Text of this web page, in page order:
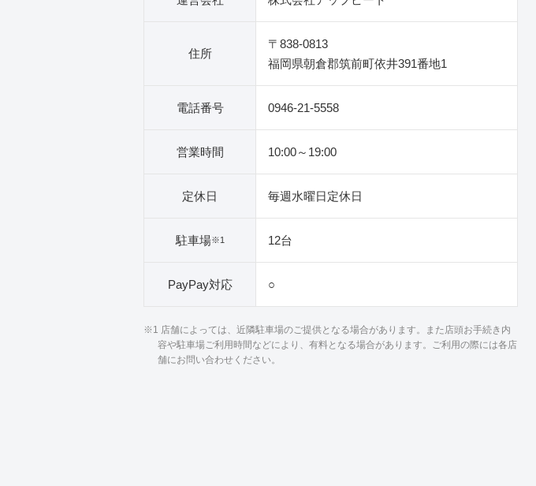
住所
〒838-0813
福岡県朝倉郡筑前町依井391番地1
電話番号 0946-21-5558
営業時間 10:00～19:00
定休日 毎週水曜日定休日
駐車場※1 12台
PayPay対応 ○
※1 店舗によっては、近隣駐車場のご提供となる場合があります。また店頭お手続き内
容や駐車場ご利用時間などにより、有料となる場合があります。ご利用の際には各店
舗にお問い合わせください。